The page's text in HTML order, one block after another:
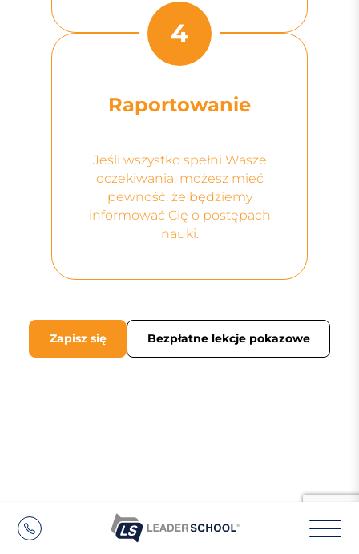
4
Raportowanie
Jeśli wszystko spełni Wasze
oczekiwania, możesz mieć
pewność, że będziemy
informować Cię o postępach
nauki.
Zapisz się Bezpłatne lekcje pokazowe
Bezpłatne
lekcje pokazowe